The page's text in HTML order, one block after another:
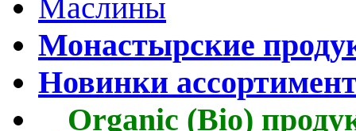
Маслины
Монастырские
Новинки
Organic (Bio)